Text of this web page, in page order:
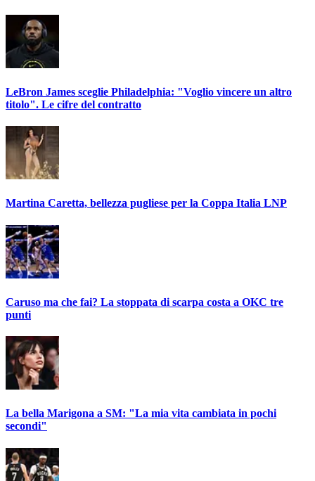
LeBron James sceglie Philadelphia: "Voglio vincere un altro
titolo". Le cifre del contratto
Martina Caretta, bellezza pugliese per la Coppa Italia LNP
Caruso ma che fai? La stoppata di scarpa costa a OKC tre
punti
La bella Marigona a SM: "La mia vita cambiata in pochi
secondi"